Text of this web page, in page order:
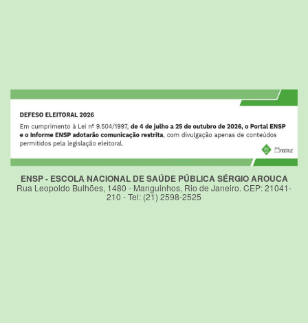
ENSP - ESCOLA NACIONAL DE SAÚDE PÚBLICA SÉRGIO AROUCA
Rua Leopoldo Bulhões, 1480 - Manguinhos, Rio de Janeiro. CEP: 21041-
210 - Tel: (21) 2598-2525